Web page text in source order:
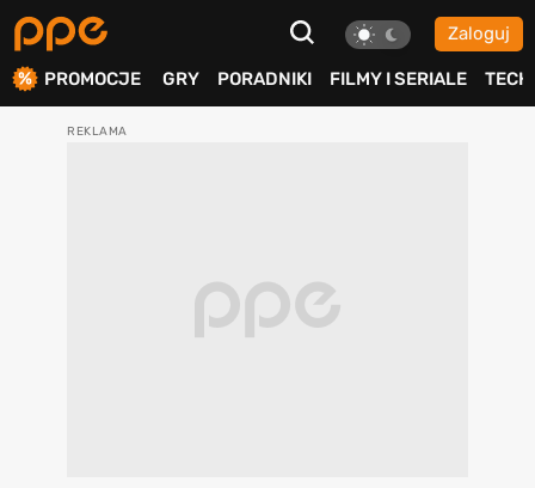
Zaloguj
PROMOCJE GRY PORADNIKI FILMY I SERIALE TECH